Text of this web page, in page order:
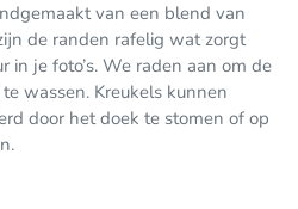
van een blend van
de randen rafelig wat zorgt
in je foto’s. We raden aan om de
wassen. Kreukels kunnen
door het doek te stomen of op